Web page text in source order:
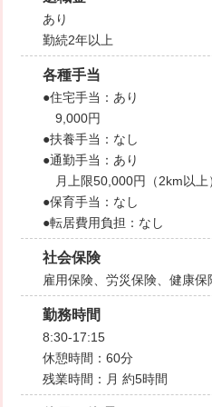
あり
勤続2年以上
各種手当
●住宅手当：あり
9,000円
●扶養手当：なし
●通勤手当：あり
月上限50,000円（2km以上
●保育手当：なし
●転居費用負担：なし
社会保険
雇用保険、労災保険、健康保
勤務時間
8:30-17:15
休憩時間：60分
残業時間：月 約5時間